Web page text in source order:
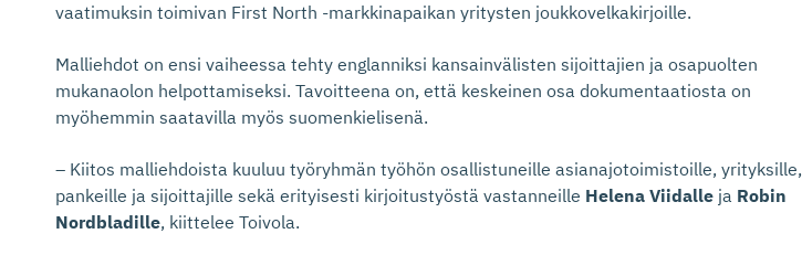
vaatimuksin toimivan First North -markkinapaikan yritysten joukkovelkakirjoille.
Malliehdot on ensi vaiheessa tehty englanniksi kansainvälisten sijoittajien ja osapuolten
mukanaolon helpottamiseksi. Tavoitteena on, että keskeinen osa dokumentaatiosta on
myöhemmin saatavilla myös suomenkielisenä.
– Kiitos malliehdoista kuuluu työryhmän työhön osallistuneille asianajotoimistoille, yrityksille,
pankeille ja sijoittajille sekä erityisesti kirjoitustyöstä vastanneille Helena Viidalle ja Robin
Nordbladille, kiittelee Toivola.